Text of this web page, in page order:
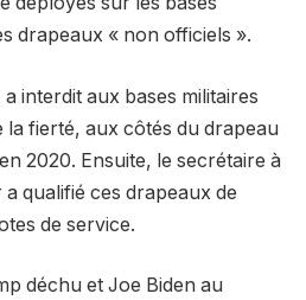
drapeaux « non officiels ».
interdit aux bases militaires
la fierté, aux côtés du drapeau
2020. Ensuite, le secrétaire à
qualifié ces drapeaux de
de service.
déchu et Joe Biden au